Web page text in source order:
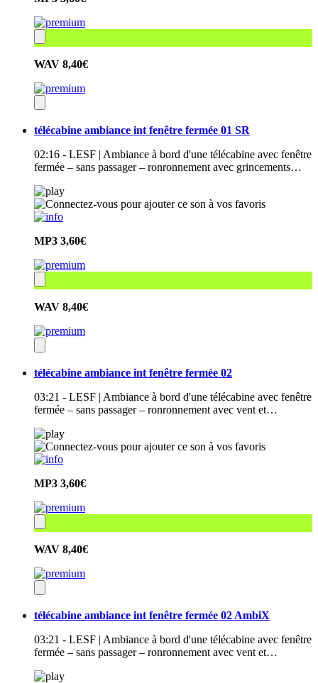
WAV 8,40€
télécabine ambiance int fenêtre fermée 01 SR
02:16 - LESF | Ambiance à bord d'une télécabine avec fenêtre
fermée – sans passager – ronronnement avec grincements…
MP3 3,60€
WAV 8,40€
télécabine ambiance int fenêtre fermée 02
03:21 - LESF | Ambiance à bord d'une télécabine avec fenêtre
fermée – sans passager – ronronnement avec vent et…
MP3 3,60€
WAV 8,40€
télécabine ambiance int fenêtre fermée 02 AmbiX
03:21 - LESF | Ambiance à bord d'une télécabine avec fenêtre
fermée – sans passager – ronronnement avec vent et…